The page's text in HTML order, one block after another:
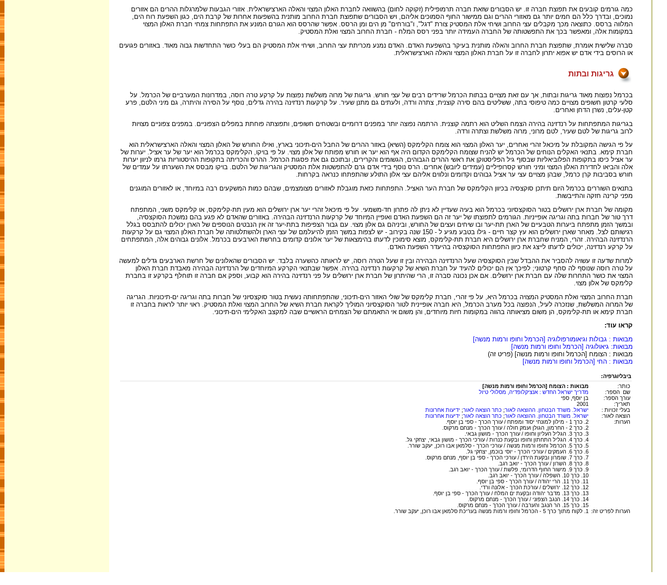
כמה גורמים קובעים את תפוצת חברה זו. יש הסבורים שזאת חברה תרמופילית (זקוקה לחום) בהשוואה לחברת האלון המצוי והאלה הארצישראלית. אזורי הגבעות שלמרגלות ההרים הם אזורים
נמוכים, ובדרך כלל הם חמים יותר גם מאזורי ההרים וגם ממישור החוף הסמוכים אליהם, ויש הסבורים שתפוצת חברת החרוב מותנית בהשפעות אחרות של קרבת הים, כגון השפעת רוח הים,
המלווה ברסס. כתוצאה מכך מקבלים עצי החרוב ושיחי אלת המסטיק צורת "דגל", ו"בורחים" מן הים ומן הרסס. אפשר שהרסס הוא הגורם המונע את התפתחות צמחי חברת האלון המצוי
במקומות אלה, ומאפשר בכך את התפשטותה של החברה העמידה יותר בפני רסס המלח - חברת החרוב המצוי ואלת המסטיק.
סברה שלישית אומרת, שתפוצת חברת החרוב והאלה מותנית בעיקר בהשפעת האדם. האדם נמנע מכריתת עצי החרוב, ושיחי אלת המסטיק הם בעלי כושר התחדשות גבוה מאוד. באזורים פגועים
או הרוסים בידי אדם יש אפוא יתרון לחברה זו על חברת האלון המצוי והאלה הארצישראלית.
גריגות ובתות
בכרמל נפוצות מאוד גריגות ובתות, אך עם זאת מצויים בבתות הכרמל שרידים רבים של עצי חורש. גריגות של מרוה משלשת נפוצות על קרקע טרה רוסה, במדרונות המערביים של הכרמל. על
סלעי קרטון חשופים מצויים כמה טיפוסי בתה, ששליטים בהם סירה קוצנית, צתרה ורדה, ולעתים גם מתנן שעיר. על קרקעות רנדזינה בהירה גדלים, נוסף על הסירה והיתרה, גם מיני הלטם, פרע
קטן-עלים, נשרן הדחן ואחרים.
בגריגות המתפתחות על רנדזינה בהירה הצמח השליט הוא רתמה קוצנית. הרתמה נפוצה יותר במפנים דרומיים ובשטחים חשופים, ותפוצתה פוחתת במפלים הצפוניים. במפנים צפוניים מצויות
לרוב גריגות של לטם שעיר, לטם מרוני, מרוה משלשת וצתרה ורדה.
על פי הגישה המקובלת על מיכאל זהרי ואחרים, יער האלון המצוי הוא צומח הקלימקס (השיא) באזור ההרים של החבל הים-תיכוני בארץ, ואילו החורש של האלון המצוי והאלה הארצישראלית הוא
חברת קימא. בתנאי האקלים הנוחים של הכרמל יש להניח שצומח הקלימקס הקדום היה אף הוא יער או חורש מפותח של אלון מצוי. על פי בויקו, הקלימקס בכרמל הוא יער של ער אציל. יערות של
ער אציל כיסו בתקופות הפלוביאליות שבסוף גיל הפליסטוקן את ראשי ההרים הגבוהים, הגשומים והקרירים, ובתוכם גם את פסגות הכרמל. ההרס והכריתה בתקופות ההיסטוריות גרמו לניוון יערות
אלה והביאו לחדירת האלון המצוי ומיני חורש קסרופיליים (עמידים ליובש) אחרים. הרס נוסף בידי אדם גרם להתפשטות אלת המסטיק והגריגות של הלטם. בויקו מבסס את השערתו על עמדים של
חורש בסביבות קרן כרמל, שבהן מצויים עצי ער אציל גבוהים וקדומים ונלווים אליהם עצי אלון התולע שהתפתחו כנראה בקרחות.
בתנאים השוררים בכרמל היום תיתכן סוקצסיה בכיוון הקלימקס של חברת הער האציל. התפתחות כזאת מוגבלת לאזורים מצומצמים, שבהם כמות המשקעים רבה במיוחד, או לאזורים המוגנים
מפני קרינה חזקה והתייבשות.
מקומה של חברת ארן ירושלים בטור הסוקצסיוני בכרמל הוא בעיה שעדיין לא ניתן לה פתרון חד-משמעי. על פי מיכאל זהרי יער ארן ירושלים הוא מעין תת-קלימקס, או קלימקס משני, המתפתח
דרך טור של חברות בתה וגריגה אופייניות. הגורמים לתפוצתו של יער זה הם השפעת האדם ואופיין המיוחד של קרקעות הרנדזינה הבהירה. באזורים שהאדם לא פגע בהם נמשכת הסוקצסיה,
ובמשך הזמן מתפתח ביערות הטבעיים של הארן תת-יער ובו שיחים ועצים של החורש, וביניהם גם אלון מצוי. עם גבור הצפיפות בתת-יער זה אין הנבטים הנוספים של הארן יכולים להתבסס בגלל
רגישותם לצל. מאחר שארן ירושלים הוא עץ קצר חיים - גילו בטבע מגיע ל - 150 שנה בקירוב - יש לצפות במשך הזמן להיעלמם של עצי הארן ולהשתלטותה של חברת האלון המצוי גם על קרקעות
הרנדזינה הבהירה. זהרי, המניח שחברת ארן ירושלים היא חברת תת-קלימקס, מוצא סימוכין לדעתו בהימצאות של יער אלונים קדומים בחרשת הארבעים בכרמל. אלונים גבוהים אלה, המתפתחים
על קרקע רנדזינה, יכולים לדעתו לייצג את כיוון התפתחות הסוקצסיה בהיעדר השפעת האדם.
למרות שדעה זו עשויה להסביר את ההבדל שבין הסוקצסיה שעל הרנדזינה הבהירה ובין זו שעל הטרה רוסה, יש לראותה כהשערה בלבד. יש הסבורים שהאלונים של חרשת הארבעים גדלים למעשה
על טרה רוסה שנוסף לה סחף קרטוני; לפיכך אין הם יכולים להעיד על חברת השיא של קרקעות רנדזינה בהירה. אפשר שבתנאי הקרקע המיוחדים של הרנדזינה הבהירה מאבדת חברת האלון
המצוי את כושר התחרות שלה עם חברת ארן ירושלים. אם אכן נכונה סברה זו, הרי שהיתרון של חברת ארן ירושלים על פני רנדזינה בהירה הוא קבוע, וספק אם חברה זו תוחלף בקרקע זו בחברת
קלימקס של אלון מצוי.
חברת החרוב המצוי ואלת המסטיק המצויה בכרמל היא, על פי זהרי, חברת קלימקס של שולי האזור הים-תיכוני, שהתפתחותה נעשית בטור סוקצסיוני של חברות בתה וגריגה ים-תיכוניות. הגריגה
של המרוה המשלשת, שנזכרה לעיל, הנפוצה בכל מערב הכרמל, היא חברה אופיינית לטור הסוקצסיוני המוליך לקראת חברת השיא של החרוב המצוי ואלת המסטיק. ראוי יותר לראות בחברה זו
חברת קימא או תת-קלימקס, הן משום מציאותה בהווה במקומות חיות מיוחדים, והן משום אי התאמתם של הצמחים הראשיים שבה למקצב האקלימי הים-תיכוני.
קראו עוד:
מבואות : גבולות וגיאומורפולוגיה [הכרמל וחופו ורמות מנשה]
מבואות: גיאולוגיה [הכרמל וחופו ורמות מנשה]
מבואות : הצומח [הכרמל וחופו ורמות מנשה] (פריט זה)
מבואות : החי [הכרמל וחופו ורמות מנשה]
ביבליוגרפיה:
כותר:
מבואות : הצומח [הכרמל וחופו ורמות מנשה]
שם הספר:
מדריך ישראל החדש : אנציקלופדיה, מסלולי טיול
עורך הספר:
בן יוסף, ספי
תאריך:
2001
בעלי זכויות :
ישראל. משרד הבטחון. ההוצאה לאור; כתר הוצאה לאור; ידיעות אחרונות
הוצאה לאור:
ישראל. משרד הבטחון. ההוצאה לאור; כתר הוצאה לאור; ידיעות אחרונות
הערות:
2. כרך 1 - מילון למונחי יסוד ומפתח / עורך הכרך - ספי בן יוסף.
2. כרך 2 - החרמון, הגולן ועמק חולה / עורך הכרך - מנחם מרקוס.
3. כרך 3. הגליל העליון וחופו / עורך הכרך - מושון גבאי.
4. כרך 4. הגליל התחתון וחופו ובקעת כנרות / עורכי הכרך - מושון גבאי, יצחקי גל.
5. כרך 5. הכרמל וחופו ורמות מנשה / עורכי הכרך - סלמאן אבו רוכן, יעקב שורר.
6. כרך 6. העמקים / עורכי הכרך - יוסי בוכמן, יצחקי גל.
7. כרך 7. שומרון ובקעת הירדן / עורכי הכרך - ספי בן יוסף, מנחם מרקוס.
8. כרך 8. השרון / עורך הכרך - יואב רגב.
9. כרך 9. מישור החוף הדרומי, פלשת / עורך הכרך - יואב רגב.
10. כרך 10. השפלה / עורך הכרך - יואב רגב.
11. כרך 11. הרי יהודה / עורך הכרך - ספי בן יוסף.
12. כרך 12. ירושלים / עורכת הכרך - אלונה ורדי.
13. כרך 13. מדבר יהודה ובקעת ים המלח / עורך הכרך - ספי בן יוסף.
14. כרך 14. הנגב הצפוני / עורך הכרך - מנחם מרקוס.
15. כרך 15. הר הנגב והערבה / עורך הכרך - מנחם מרקוס.
הערות לפריט זה:
1. לקוח מתוך כרך 5 - הכרמל וחופו ורמות מנשה בעריכת סלמאן אבו רוכן, יעקב שורר.